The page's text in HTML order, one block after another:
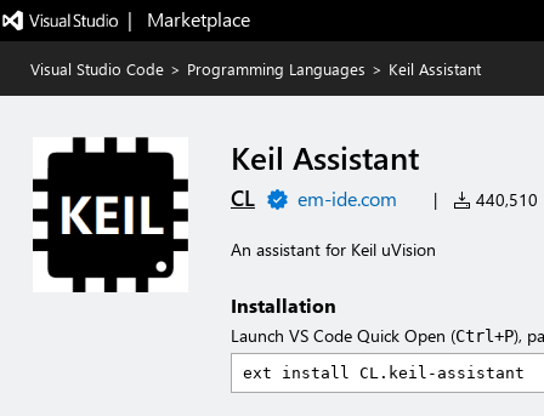
|   Marketplace
Visual Studio Code > Programming Languages > Keil Assistant
Keil Assistant
CL em-ide.com | 440,510
An assistant for Keil uVision
Installation
Launch VS Code Quick Open (Ctrl+P),